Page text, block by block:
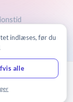
indlæses, før du
alle